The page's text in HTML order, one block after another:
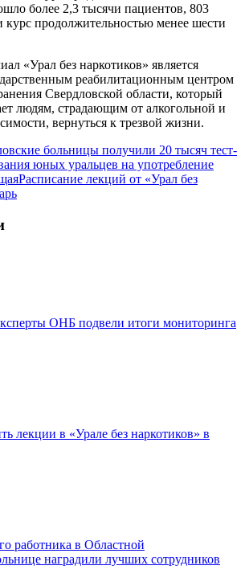
более 2,3 тысячи пациентов, 803
курс продолжительностью менее шести
«Урал без наркотиков» является
реабилитационным центром
Свердловской области, который
людям, страдающим от алкогольной и
вернуться к трезвой жизни.
больницы получили 20 тысяч тест-
юных уральцев на употребление
Следующая
Расписание лекций от «Урал без
ОНБ подвели итоги мониторинга
лекции в «Урале без наркотиков» в
работника в Областной
наградили лучших сотрудников